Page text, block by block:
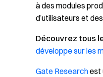
à des modules
d’utilisateurs et
Découvrez tous
développe sur les
Gate Researchest